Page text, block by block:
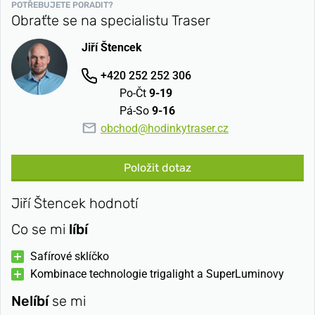
POTŘEBUJETE PORADIT?
Obraťte se na specialistu Traser
Jiří Štencek
+420 252 252 306
Po-Čt 9-19
Pá-So 9-16
obchod@hodinkytraser.cz
Položit dotaz
Jiří Štencek hodnotí
Co se mi líbí
Safírové sklíčko
Kombinace technologie trigalight a SuperLuminovy
Nelíbíse mi